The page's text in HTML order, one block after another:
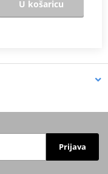
U košaricu
Prijava